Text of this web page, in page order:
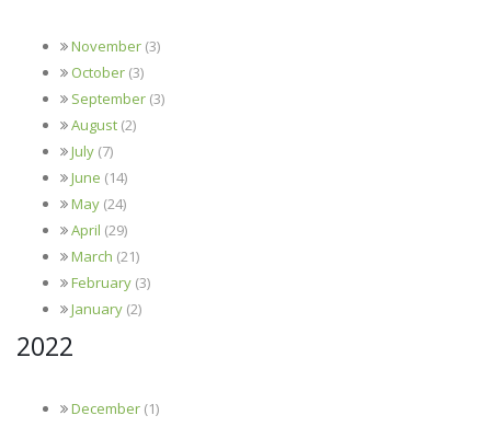
November (3)
October (3)
September (3)
August (2)
July (7)
June (14)
May (24)
April (29)
March (21)
February (3)
January (2)
2022
December (1)